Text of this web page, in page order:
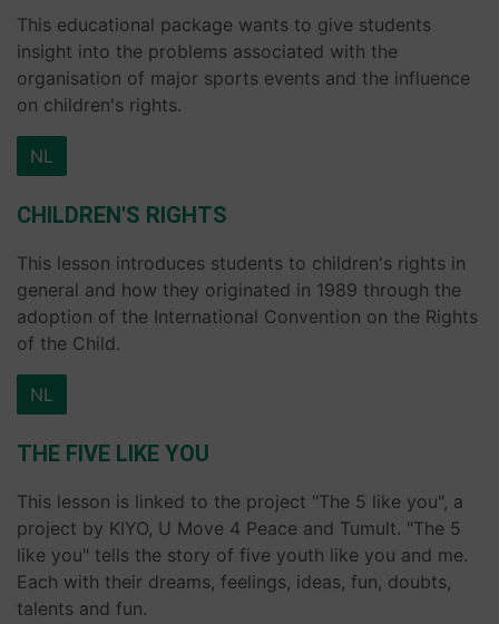
This educational package wants to give students
insight into the problems associated with the
organisation of major sports events and the influence
on children's rights.
NL
CHILDREN'S RIGHTS
This lesson introduces students to children's rights in
general and how they originated in 1989 through the
adoption of the International Convention on the Rights
of the Child.
NL
THE FIVE LIKE YOU
This lesson is linked to the project "The 5 like you", a
project by KIYO, U Move 4 Peace and Tumult. "The 5
like you" tells the story of five youth like you and me.
Each with their dreams, feelings, ideas, fun, doubts,
talents and fun.